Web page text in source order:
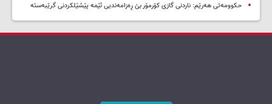
حکوومەتی هەرێم: ناردنی گازی کۆرمۆر بێ ڕەزامەندیی ئێمە پێشێلکردنی گرێبەستە